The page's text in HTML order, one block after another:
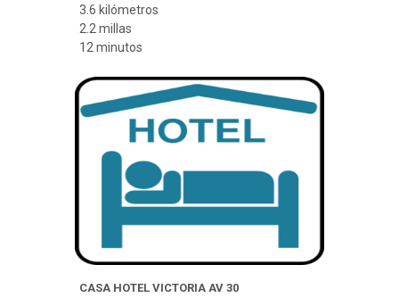
3.6 kilómetros
2.2 millas
12 minutos
CASA HOTEL VICTORIA AV 30